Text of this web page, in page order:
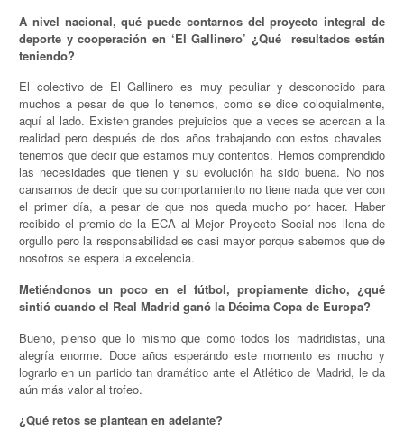
A nivel nacional, qué puede contarnos del proyecto integral de
deporte y cooperación en ‘El Gallinero’ ¿Qué resultados están
teniendo?
El colectivo de El Gallinero es muy peculiar y desconocido para
muchos a pesar de que lo tenemos, como se dice coloquialmente,
aquí al lado. Existen grandes prejuicios que a veces se acercan a la
realidad pero después de dos años trabajando con estos chavales
tenemos que decir que estamos muy contentos. Hemos comprendido
las necesidades que tienen y su evolución ha sido buena. No nos
cansamos de decir que su comportamiento no tiene nada que ver con
el primer día, a pesar de que nos queda mucho por hacer. Haber
recibido el premio de la ECA al Mejor Proyecto Social nos llena de
orgullo pero la responsabilidad es casi mayor porque sabemos que de
nosotros se espera la excelencia.
Metiéndonos un poco en el fútbol, propiamente dicho, ¿qué
sintió cuando el Real Madrid ganó la Décima Copa de Europa?
Bueno, pienso que lo mismo que como todos los madridistas, una
alegría enorme. Doce años esperándo este momento es mucho y
lograrlo en un partido tan dramático ante el Atlético de Madrid, le da
aún más valor al trofeo.
¿Qué retos se plantean en adelante?